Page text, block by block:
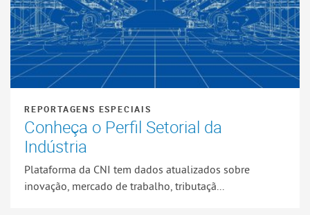
REPORTAGENS ESPECIAIS
Conheça o Perfil Setorial da
Indústria
Plataforma da CNI tem dados atualizados sobre
inovação, mercado de trabalho, tributaçã...